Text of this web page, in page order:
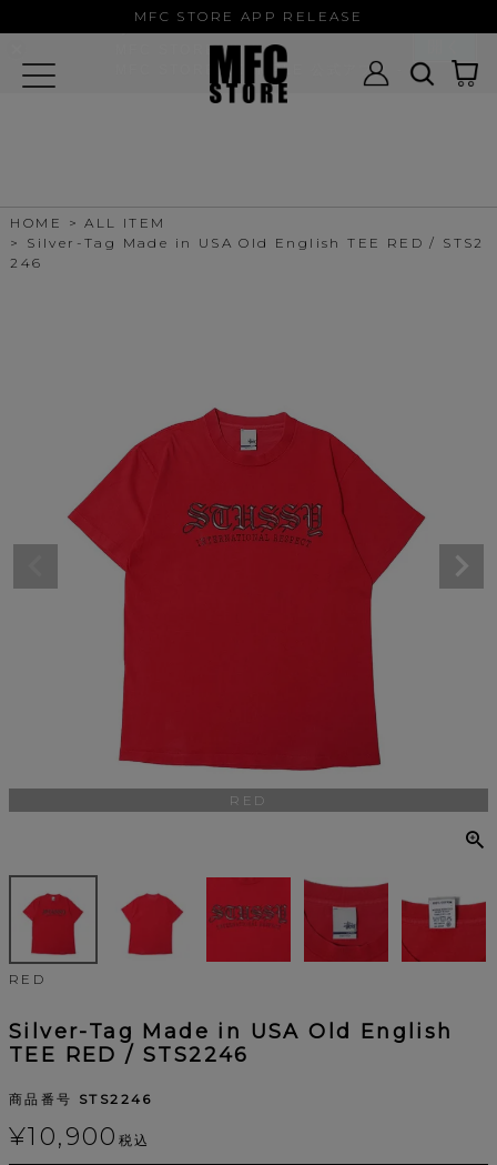
MFC STORE APP RELEASE
HOME
ALL ITEM
Silver-Tag Made in USA Old English TEE RED / STS2
246
RED
RED
Silver-Tag Made in USA Old English
TEE RED / STS2246
商品番号 STS2246
¥10,900 税込
MFC STORE
MFC STORE/EXAMPLE 公式アプリ -
Google Play